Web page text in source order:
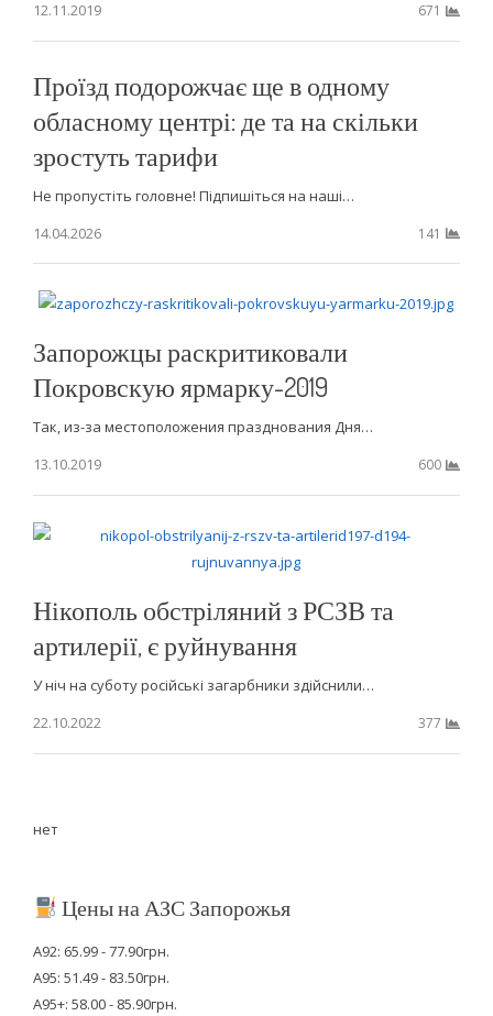
12.11.2019
671
Проїзд подорожчає ще в одному
обласному центрі: де та на скільки
зростуть тарифи
Не пропустіть головне! Підпишіться на наші…
14.04.2026
141
Запорожцы раскритиковали
Покровскую ярмарку-2019
Так, из-за местоположения празднования Дня…
13.10.2019
600
Нікополь обстріляний з РСЗВ та
артилерії, є руйнування
У ніч на суботу російські загарбники здійснили…
22.10.2022
377
нет
Цены на АЗС Запорожья
А92: 65.99 - 77.90грн.
А95: 51.49 - 83.50грн.
А95+: 58.00 - 85.90грн.